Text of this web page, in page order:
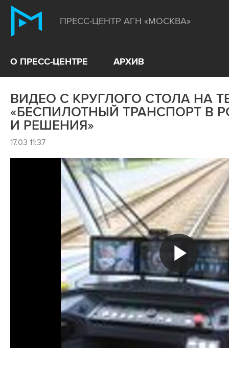
ПРЕСС-ЦЕНТР АГН «МОСКВА»
О ПРЕСС-ЦЕНТРЕ АРХИВ
ВИДЕО С КРУГЛОГО СТОЛА НА
«БЕСПИЛОТНЫЙ ТРАНСПОРТ В
И РЕШЕНИЯ»
17.03 11:37